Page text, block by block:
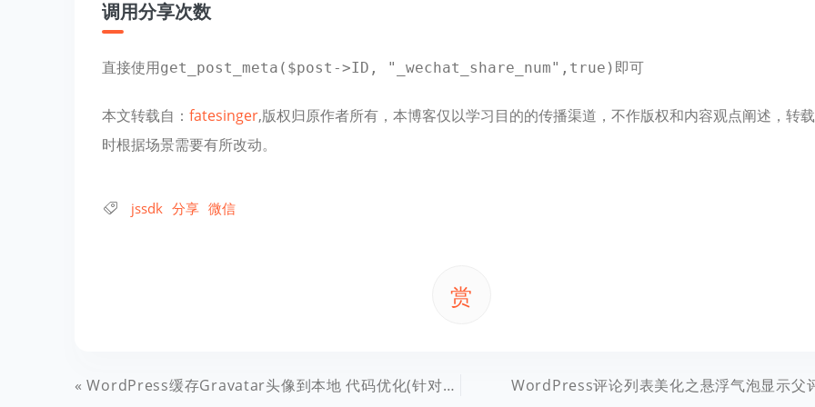
调用分享次数
直接使用get_post_meta($post->ID, "_wechat_share_num",true) 即可
本文转载自： fatesinger,版权归原作者所有，本博客仅以学习目的的传播渠道，不作版权和内容观点阐述，转载
时根据场景需要有所改动。
jssdk 分享 微信
赏
WordPress缓存Gravatar头像到本地 代码优化(针对Gravatar被墙优化) WordPress评论列表美化之悬浮气泡显示父